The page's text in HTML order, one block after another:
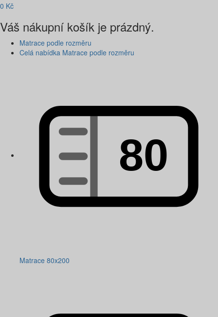
0 Kč
Váš nákupní košík je prázdný.
Matrace podle rozměru
Celá nabídka Matrace podle rozměru
Matrace 80x200